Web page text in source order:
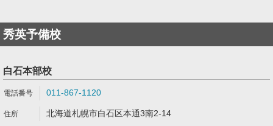
秀英予備校
白石本部校
011-867-1120
北海道札幌市白石区本通3南2-14